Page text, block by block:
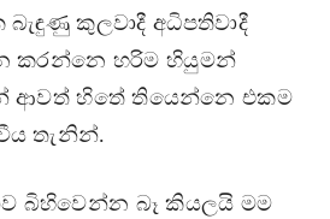
බැඳුණු කුලවාදී අධිපතිවාදී
කරන්නෙ හරිම හියුමන්
ආවත් හිතේ තියෙන්නෙ එකම
තැනින්.
බිහිවෙන්න බෑ කියලයි මම